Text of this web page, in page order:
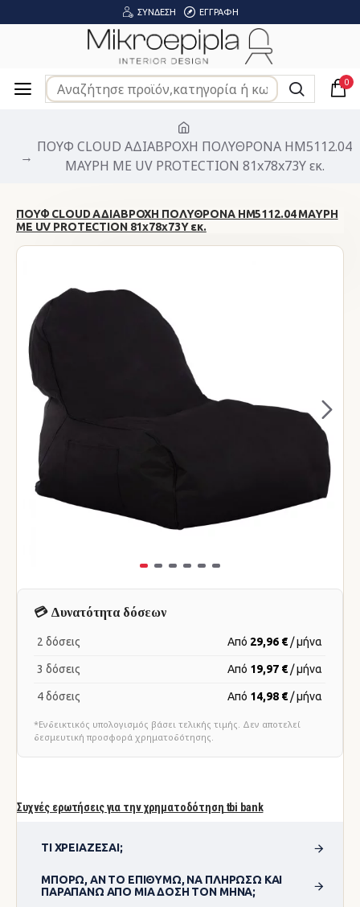
ΣΎΝΔΕΣΗ ΕΓΓΡΑΦΉ
0
ΠΟΥΦ CLOUD ΑΔΙΑΒΡΟΧΗ ΠΟΛΥΘΡΟΝΑ HM5112.04
ΜΑΥΡΗ ΜΕ UV PROTECTION 81x78x73Y εκ.
ΠΟΥΦ CLOUD ΑΔΙΑΒΡΟΧΗ ΠΟΛΥΘΡΟΝΑ HM5112.04 ΜΑΥΡΗ
ΜΕ UV PROTECTION 81x78x73Y εκ.
Συχνές ερωτήσεις για την χρηματοδότηση tbi bank
ΤΙ ΧΡΕΙΆΖΕΣΑΙ;
ΜΠΟΡΏ, ΑΝ ΤΟ ΕΠΙΘΥΜΏ, ΝΑ ΠΛΗΡΏΣΩ ΚΑΙ
ΠΑΡΑΠΆΝΩ ΑΠΌ ΜΊΑ ΔΌΣΗ ΤΟΝ ΜΉΝΑ;
💳 Δυνατότητα δόσεων
2 δόσεις Από 29,96 € / μήνα
3 δόσεις Από 19,97 € / μήνα
4 δόσεις Από 14,98 € / μήνα
*Ενδεικτικός υπολογισμός βάσει τελικής τιμής. Δεν αποτελεί
δεσμευτική προσφορά χρηματοδότησης.